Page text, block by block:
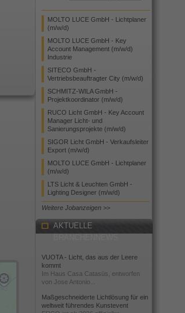
MOLTO LUCE GmbH - Lichtplaner
(m/w/d)
MOLTO LUCE GmbH - Key
Account Management (m/w/d)
Industrie
SITECO GmbH -
Vertriebsbeauftragter City (m/w/d)
SCHMITZ-WILA GmbH -
Projektkoordinator (m/w/d)
RUCO Licht GmbH - Key Account
Manager Licht- und
Sanierungsprojekte (m/w/d)
SIGOR Licht GmbH - Verkaufsleiter
Export (m/w/d)
MOLTO LUCE GmbH - Lichtplaner
(m/w/d)
LTS Licht & Leuchten GmbH -
Lighting Designer (m/w/d)
Weitere Jobanzeigen >>
AKTUELLE
VUOTA - Licht, das aus der Leere
kommt
Im Haus Casa Catasüs, entworfen
von Jose Antonio...
Maßgeschneiderte Lichtlösung für ein
weltweit führendes Kunstevent